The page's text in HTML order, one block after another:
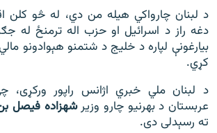
د لبنان چارواکي هیله من دي، له څو کلن
دغه راز د اسرائیل او حزب اله ترمنځ له
بیارغونې لپاره د خلیج د شتمنو هېوادونو
کړي.
د لبنان ملي خبري اژانس راپور
عربستان د بهرنیو چارو وزیرشهزاده فیصل
ته رسېدلی دی.